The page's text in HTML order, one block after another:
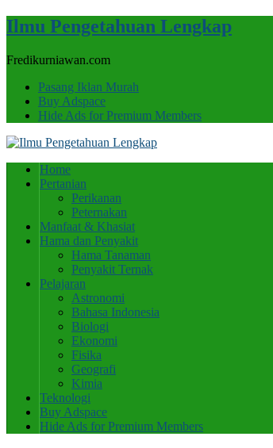
Ilmu Pengetahuan Lengkap
Fredikurniawan.com
Pasang Iklan Murah
Buy Adspace
Hide Ads for Premium Members
Home
Pertanian
Perikanan
Peternakan
Manfaat & Khasiat
Hama dan Penyakit
Hama Tanaman
Penyakit Ternak
Pelajaran
Astronomi
Bahasa Indonesia
Biologi
Ekonomi
Fisika
Geografi
Kimia
Teknologi
Buy Adspace
Hide Ads for Premium Members